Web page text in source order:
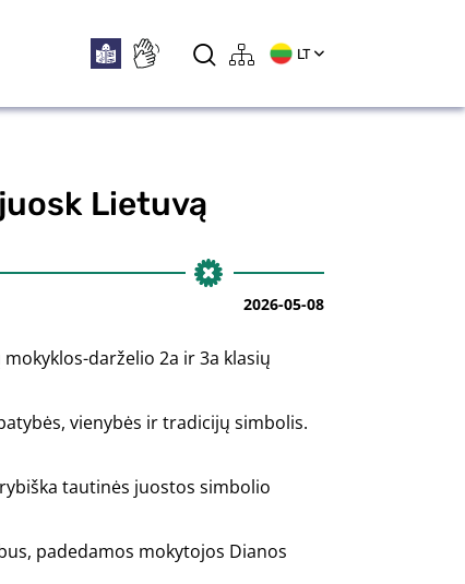
LT
Lietuvą
2026-05-08
darželio 2a ir 3a klasių
vienybės ir tradicijų simbolis.
tautinės juostos simbolio
padedamos mokytojos Dianos